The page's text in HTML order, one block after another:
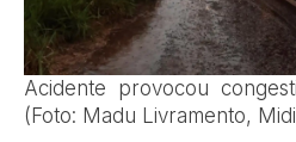
Acidente provocou
(Foto: Madu Livramento,